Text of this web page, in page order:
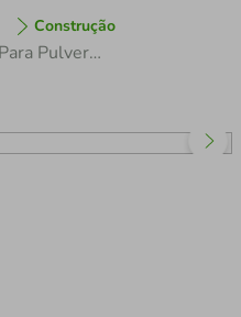
Construção
Carregador Para Pulverizador Costal a Bateria Tramontina 20 Litros